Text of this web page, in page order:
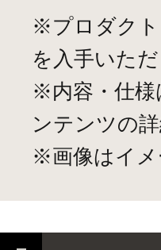
※プロダクト
を入手いた
※内容・仕様
ンテンツの
※画像はイメ